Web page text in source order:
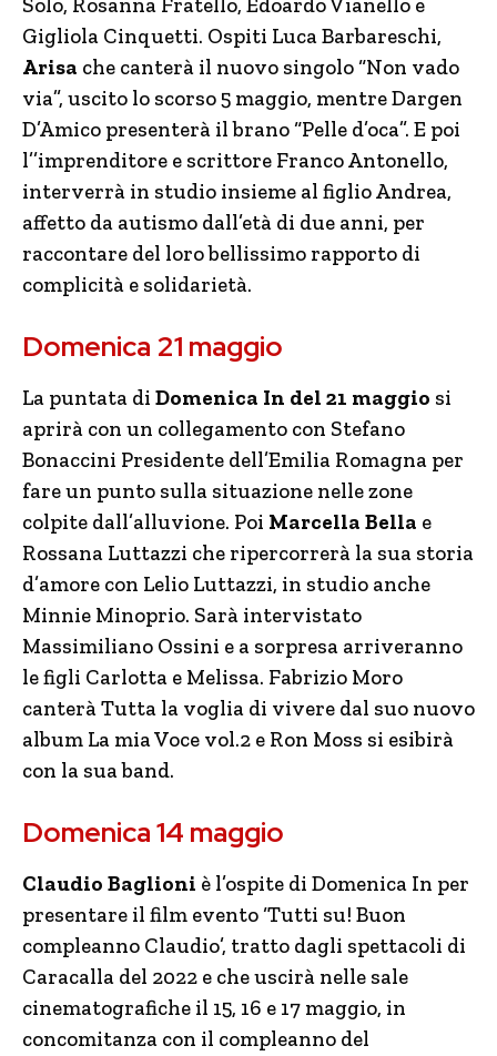
Gigliola Cinquetti. Ospiti Luca Barbareschi,
Arisa che canterà il nuovo singolo “Non vado
via”, uscito lo scorso 5 maggio, mentre Dargen
D’Amico presenterà il brano “Pelle d’oca”. E poi
l’’imprenditore e scrittore Franco Antonello,
interverrà in studio insieme al figlio Andrea,
affetto da autismo dall’età di due anni, per
raccontare del loro bellissimo rapporto di
complicità e solidarietà.
Domenica 21 maggio
La puntata di Domenica In del 21 maggio si
aprirà con un collegamento con Stefano
Bonaccini Presidente dell’Emilia Romagna per
fare un punto sulla situazione nelle zone
colpite dall’alluvione. Poi Marcella Bella e
Rossana Luttazzi che ripercorrerà la sua storia
d’amore con Lelio Luttazzi, in studio anche
Minnie Minoprio. Sarà intervistato
Massimiliano Ossini e a sorpresa arriveranno
le figli Carlotta e Melissa. Fabrizio Moro
canterà Tutta la voglia di vivere dal suo nuovo
album La mia Voce vol.2 e Ron Moss si esibirà
con la sua band.
Domenica 14 maggio
Claudio Baglioni è l’ospite di Domenica In per
presentare il film evento ‘Tutti su! Buon
compleanno Claudio’, tratto dagli spettacoli di
Caracalla del 2022 e che uscirà nelle sale
cinematografiche il 15, 16 e 17 maggio, in
concomitanza con il compleanno del